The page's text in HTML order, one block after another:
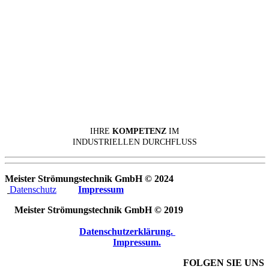
IHRE KOMPETENZ IM
INDUSTRIELLEN DURCHFLUSS
Meister Strömungstechnik GmbH © 2024
Datenschutz
Impressum
Meister Strömungstechnik GmbH © 2019
Datenschutzerklärung.
Impressum.
FOLGEN SIE UNS